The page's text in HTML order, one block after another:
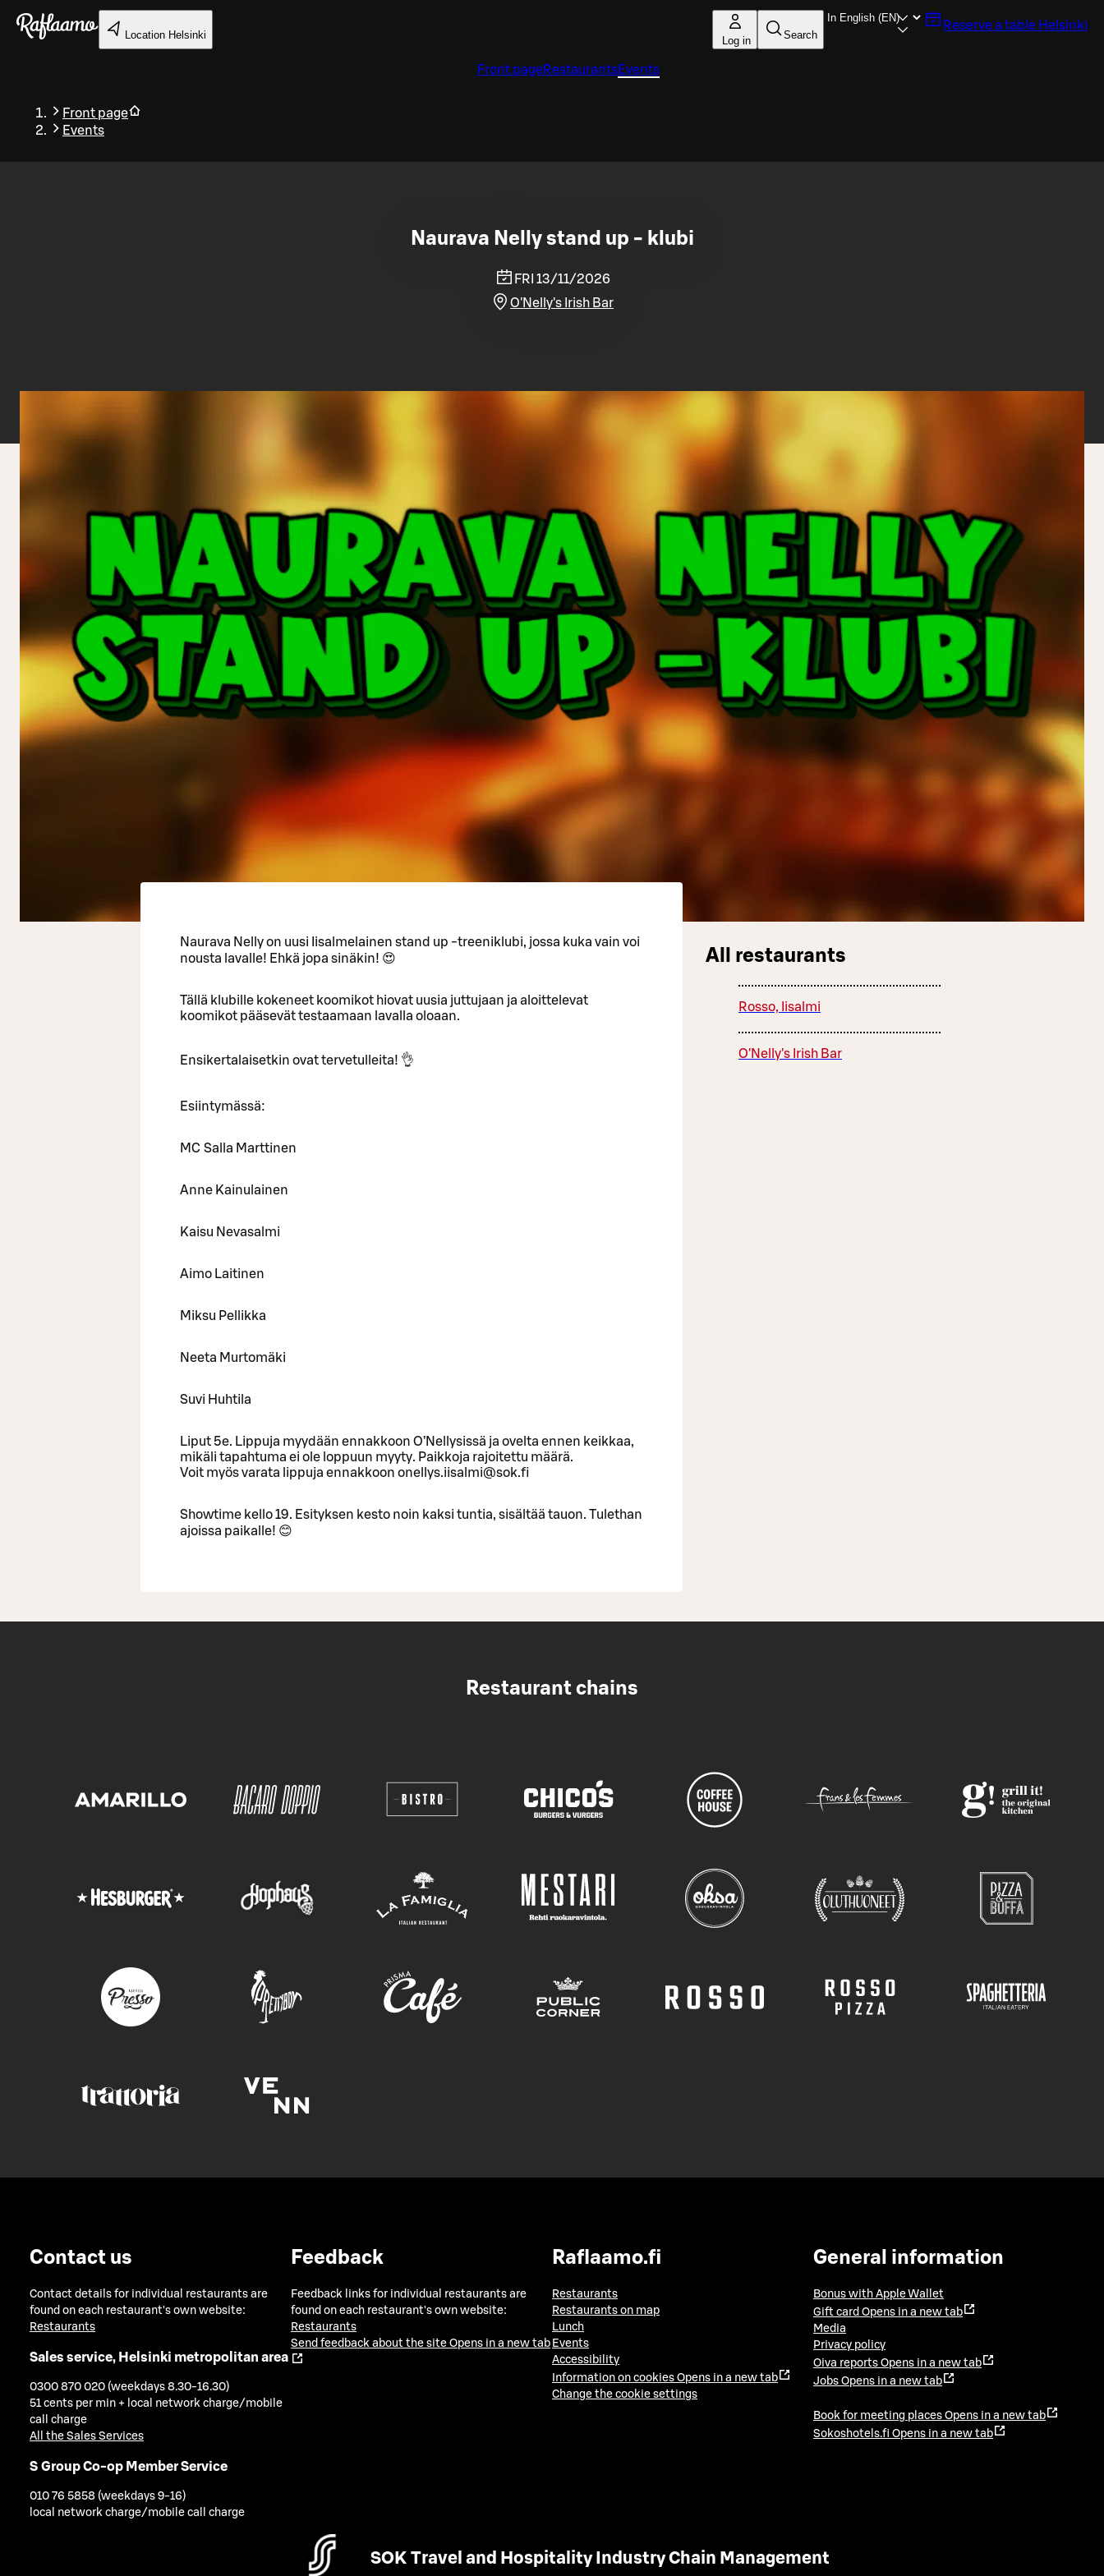
Skip to main content
Location Helsinki Log in Search
Reserve a table Helsinki
Front pageRestaurantsEvents
Front page
Events
Back
Naurava Nelly stand up - klubi
FRI 13/11/2026
O'Nelly's Irish Bar
Naurava Nelly on uusi Iisalmelainen stand up -treeniklubi, jossa kuka vain voi
nousta lavalle! Ehkä jopa sinäkin! 😍
Tällä klubille kokeneet koomikot hiovat uusia juttujaan ja aloittelevat
koomikot pääsevät testaamaan lavalla oloaan.
Ensikertalaisetkin ovat tervetulleita! 👌
Esiintymässä:
MC Salla Marttinen
Anne Kainulainen
Kaisu Nevasalmi
Aimo Laitinen
Miksu Pellikka
Neeta Murtomäki
Suvi Huhtila
Liput 5e. Lippuja myydään ennakkoon O’Nellysissä ja ovelta ennen keikkaa,
mikäli tapahtuma ei ole loppuun myyty. Paikkoja rajoitettu määrä.
Voit myös varata lippuja ennakkoon onellys.iisalmi@sok.fi
Showtime kello 19. Esityksen kesto noin kaksi tuntia, sisältää tauon. Tulethan
ajoissa paikalle! 😊
All restaurants
Rosso, Iisalmi
O'Nelly's Irish Bar
Restaurant chains
Contact us
Contact details for individual restaurants are
found on each restaurant's own website:
Restaurants
Sales service, Helsinki metropolitan area
0300 870 020 (weekdays 8.30-16.30)
51 cents per min + local network charge/mobile
call charge
All the Sales Services
S Group Co-op Member Service
010 76 5858 (weekdays 9-16)
local network charge/mobile call charge
Feedback
Feedback links for individual restaurants are
found on each restaurant's own website:
Restaurants
Send feedback about the site Opens in a new tab
Raflaamo.fi
Restaurants
Restaurants on map
Lunch
Events
Accessibility
Information on cookies Opens in a new tab
Change the cookie settings
General information
Bonus with Apple Wallet
Gift card Opens in a new tab
Media
Privacy policy
Oiva reports Opens in a new tab
Jobs Opens in a new tab
Book for meeting places Opens in a new tab
Sokoshotels.fi Opens in a new tab
SOK Travel and Hospitality Industry Chain Management